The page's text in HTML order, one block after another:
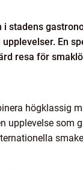
stadens
En
resa för
högklassig
upplevelse som